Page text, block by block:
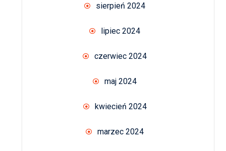
sierpień 2024
lipiec 2024
czerwiec 2024
maj 2024
kwiecień 2024
marzec 2024